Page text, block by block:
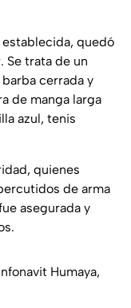
quedó
Se trata de un
cerrada y
de manga larga
azul, tenis
quienes
de arma
asegurada y
Humaya,